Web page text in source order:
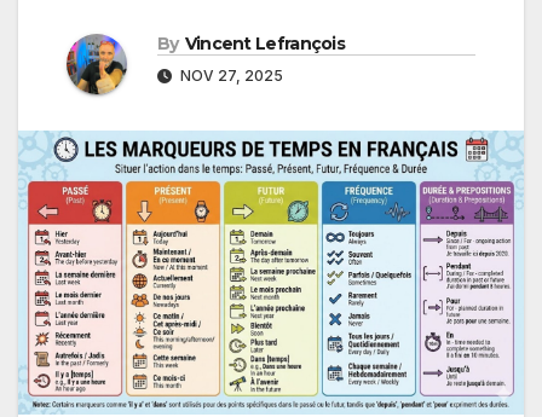
By Vincent Lefrançois
NOV 27, 2025